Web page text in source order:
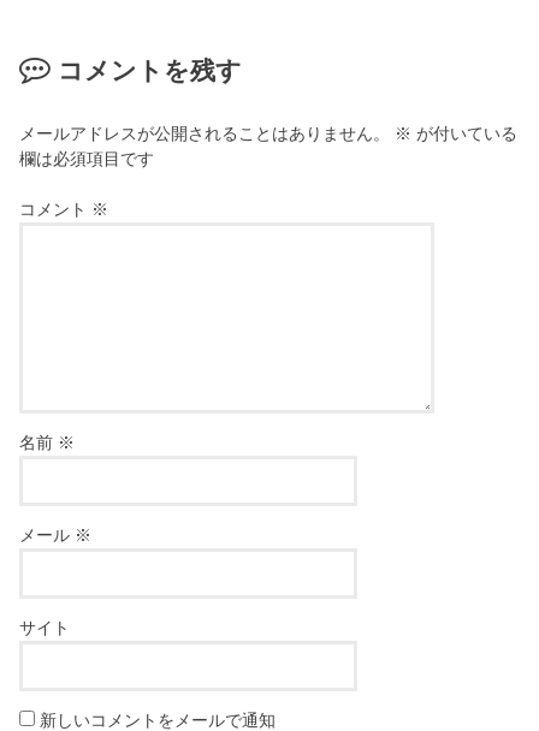
コメントを残す
メールアドレスが公開されることはありません。 ※ が付いている
欄は必須項目です
コメント ※
名前 ※
メール ※
サイト
新しいコメントをメールで通知